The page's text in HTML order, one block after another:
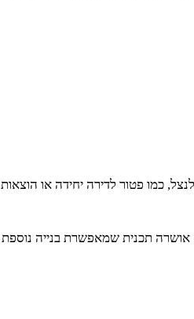
אושרה תכנית שמאפשרת בנייה